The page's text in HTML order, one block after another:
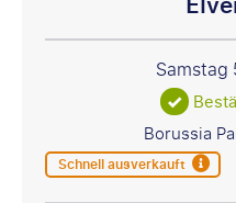
Samstag
Borussia
Schnell ausverkauft